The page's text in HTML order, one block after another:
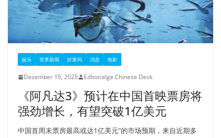
娱乐 世界新闻 好莱坞 消息 电影
December 15, 2025 Editorialge Chinese Desk
《阿凡达3》预计在中国首映票房将
强劲增长，有望突破1亿美元
中国首周末票房最高或达1亿美元”的市场预期，来自近期多